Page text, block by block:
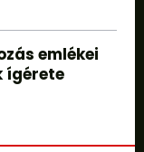
emlékei
ígérete